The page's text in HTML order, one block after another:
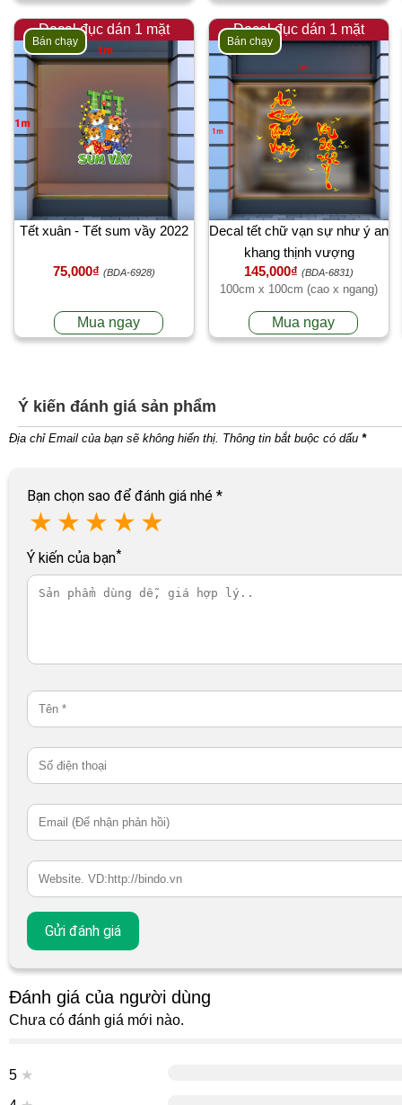
Decal đục dán 1 mặt
Bán chạy
Tết xuân - Tết sum vầy 2022
75,000₫ (BDA-6928)
Mua ngay
Decal đục dán 1 mặt
Bán chạy
Decal tết chữ vạn sự như ý an
khang thịnh vượng
145,000₫ (BDA-6831)
100cm x 100cm (cao x ngang)
Mua ngay
Ý kiến đánh giá sản phẩm
Địa chỉ Email của bạn sẽ không hiển thị. Thông tin bắt buộc có dấu *
Bạn chọn sao để đánh giá nhé *
★ ★ ★ ★ ★
Ý kiến của bạn*
Đánh giá của người dùng
Chưa có đánh giá mới nào.
5 ★